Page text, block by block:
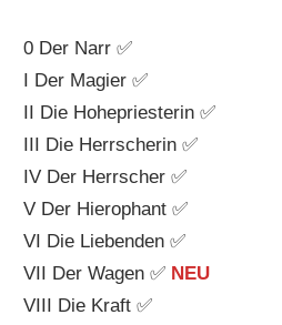
0 Der Narr ✅
I Der Magier ✅
II Die Hohepriesterin ✅
III Die Herrscherin ✅
IV Der Herrscher ✅
V Der Hierophant ✅
VI Die Liebenden ✅
VII Der Wagen ✅ NEU
VIII Die Kraft ✅